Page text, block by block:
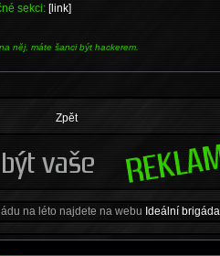
sekci:[link]
něj, máte šanci být hackerem.
Zpět
na léto najdete na webu Ideální brigáda